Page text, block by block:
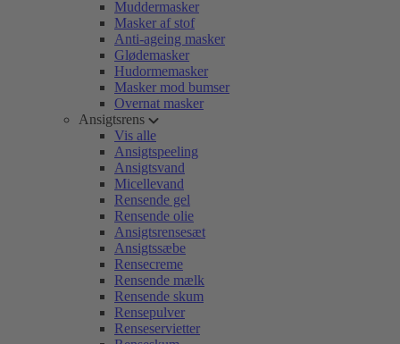
Muddermasker
Masker af stof
Anti-ageing masker
Glødemasker
Hudormemasker
Masker mod bumser
Overnat masker
Ansigtsrens
Vis alle
Ansigtspeeling
Ansigtsvand
Micellevand
Rensende gel
Rensende olie
Ansigtsrensesæt
Ansigtssæbe
Rensecreme
Rensende mælk
Rensende skum
Rensepulver
Renseservietter